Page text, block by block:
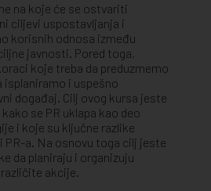
na koje će se ostvariti
ciljevi uspostavljanja i
korisnih odnosa između
javnosti. Pored toga,
koje treba da preduzmemo
isplaniramo i uspešno
događaj. Cilj ovog kursa jeste
se PR uklapa kao deo
i koje su ključne razlike
i PR-a. Na osnovu toga cilj jeste
da planiraju i organizuju
akcije.